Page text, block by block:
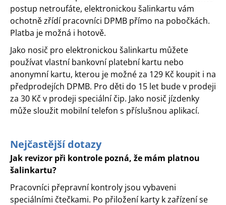
postup netroufáte, elektronickou šalinkartu vám
ochotně zřídí pracovníci DPMB přímo na pobočkách.
Platba je možná i hotově.
Jako nosič pro elektronickou šalinkartu můžete
používat vlastní bankovní platební kartu nebo
anonymní kartu, kterou je možné za 129 Kč koupit i na
předprodejích DPMB. Pro děti do 15 let bude v prodeji
za 30 Kč v prodeji speciální čip. Jako nosič jízdenky
může sloužit mobilní telefon s příslušnou aplikací.
Nejčastější dotazy
Jak revizor při kontrole pozná, že mám platnou
šalinkartu?
Pracovníci přepravní kontroly jsou vybaveni
speciálními čtečkami. Po přiložení karty k zařízení se